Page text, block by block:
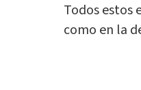
Todos estos
como en la